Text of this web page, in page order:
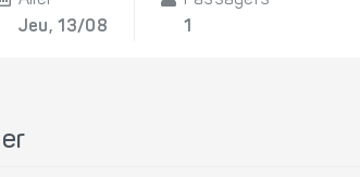
Jeu, 13/08
1